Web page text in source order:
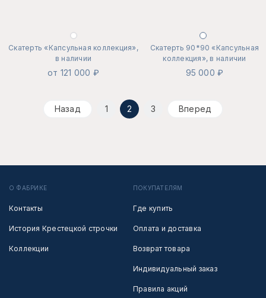
Скатерть «Капсульная коллекция»,
в наличии
от 121 000 ₽
Скатерть 90*90 «Капсульная
коллекция», в наличии
95 000 ₽
Назад 1 2 3 Вперед
О ФАБРИКЕ
Контакты
История Крестецкой строчки
Коллекции
ПОКУПАТЕЛЯМ
Где купить
Оплата и доставка
Возврат товара
Индивидуальный заказ
Правила акций